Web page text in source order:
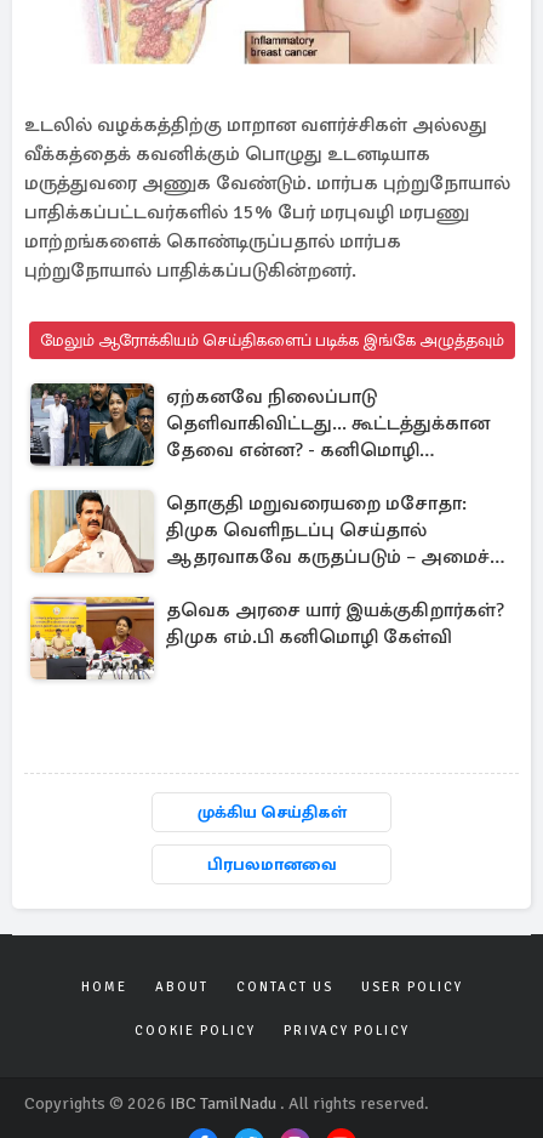
உடலில் வழக்கத்திற்கு மாறான வளர்ச்சிகள் அல்லது
வீக்கத்தைக் கவனிக்கும் பொழுது உடனடியாக
மருத்துவரை அணுக வேண்டும். மார்பக புற்றுநோயால்
பாதிக்கப்பட்டவர்களில் 15% பேர் மரபுவழி மரபணு
மாற்றங்களைக் கொண்டிருப்பதால் மார்பக
புற்றுநோயால் பாதிக்கப்படுகின்றனர்.
மேலும் ஆரோக்கியம் செய்திகளைப் படிக்க இங்கே அழுத்தவும்
ஏற்கனவே நிலைப்பாடு
தெளிவாகிவிட்டது... கூட்டத்துக்கான
தேவை என்ன? - கனிமொழி
தொகுதி மறுவரையறை மசோதா:
திமுக வெளிநடப்பு செய்தால்
ஆதரவாகவே கருதப்படும் – அமைச்சர்
தவெக அரசை யார் இயக்குகிறார்கள்?
திமுக எம்.பி கனிமொழி கேள்வி
முக்கிய செய்திகள்
பிரபலமானவை
HOME ABOUT CONTACT US USER POLICY
COOKIE POLICY PRIVACY POLICY
Copyrights © 2026 IBC TamilNadu . All rights reserved.